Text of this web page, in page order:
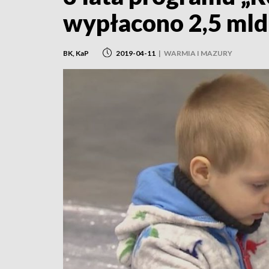
wypłacono 2,5 mld
BK, KaP 2019-04-11 | WARMIA I MAZURY